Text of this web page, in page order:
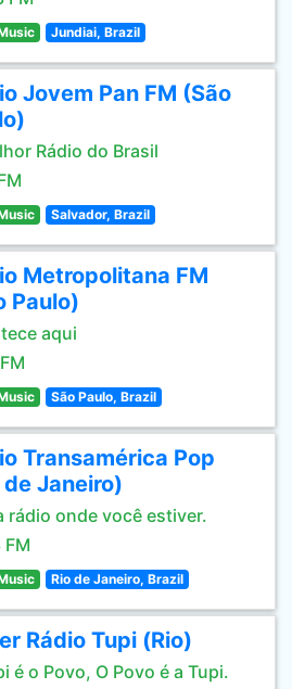
Jundiai, Brazil
Jovem Pan FM (São
Rádio do Brasil
Salvador, Brazil
Metropolitana FM
Paulo)
aqui
São Paulo, Brazil
Transamérica Pop
de Janeiro)
rádio onde você estiver.
FM
Rio de Janeiro, Brazil
Rádio Tupi (Rio)
é o Povo, O Povo é a Tupi.